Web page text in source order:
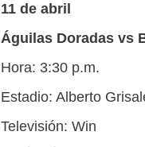
11 de abril
Águilas Doradas vs
Hora: 3:30 p.m.
Estadio: Alberto
Televisión: Win